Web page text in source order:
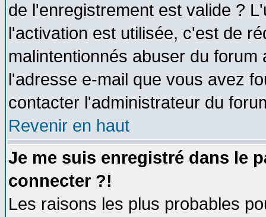
de l'enregistrement est valide ?
l'activation est utilisée, c'est de
malintentionnés abuser du
l'adresse e-mail que vous avez
contacter l'administrateur du
Revenir en haut
Je me suis enregistré dans le
connecter ?!
Les raisons les plus probables